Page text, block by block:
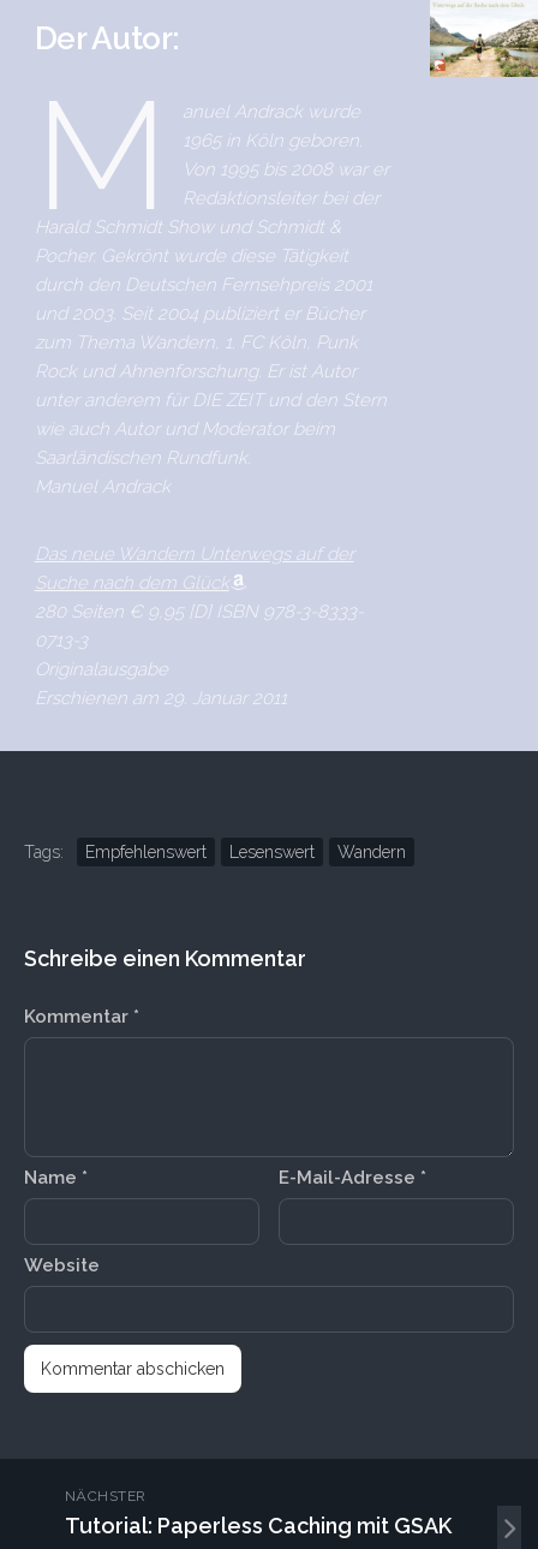
Der Autor:
M
anuel Andrack wurde
1965 in Köln geboren.
Von 1995 bis 2008 war er
Redaktionsleiter bei der
Harald Schmidt Show und Schmidt &
Pocher. Gekrönt wurde diese Tätigkeit
durch den Deutschen Fernsehpreis 2001
und 2003. Seit 2004 publiziert er Bücher
zum Thema Wandern, 1. FC Köln, Punk
Rock und Ahnenforschung. Er ist Autor
unter anderem für DIE ZEIT und den Stern
wie auch Autor und Moderator beim
Saarländischen Rundfunk.
Manuel Andrack
Das neue Wandern Unterwegs auf der
Suche nach dem Glück
280 Seiten € 9,95 [D] ISBN 978-3-8333-
0713-3
Originalausgabe
Erschienen am 29. Januar 2011
Tags: Empfehlenswert Lesenswert Wandern
Schreibe einen Kommentar
Kommentar *
Name * E-Mail-Adresse *
Website
NÄCHSTER
Tutorial: Paperless Caching mit GSAK